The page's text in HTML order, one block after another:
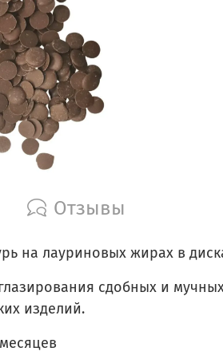
Отзывы
на лауриновых жирах в
сдобных и
изделий.